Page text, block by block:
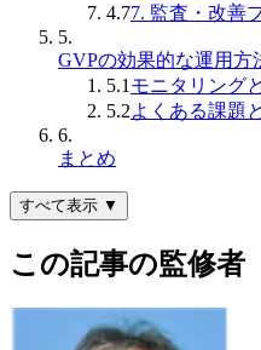
4.77. 監査・改善
5.
GVPの効果的な運用方
5.1 モニタリング
5.2よくある課題
6.
まとめ
すべて表示 ▼
この記事の監修者